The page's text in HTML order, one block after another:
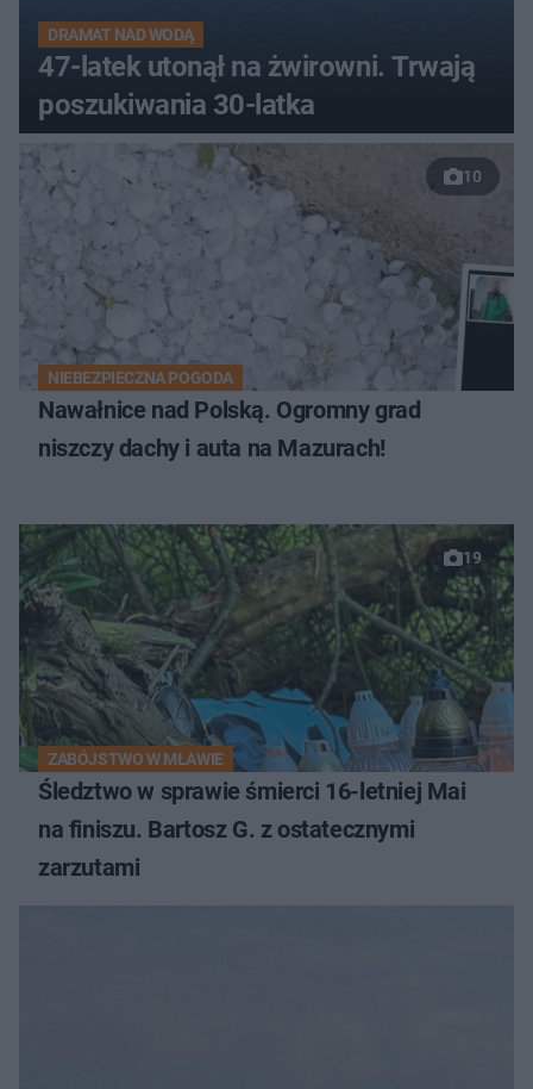
DRAMAT NAD WODĄ
47-latek utonął na żwirowni. Trwają
poszukiwania 30-latka
10
NIEBEZPIECZNA POGODA
Nawałnice nad Polską. Ogromny grad
niszczy dachy i auta na Mazurach!
19
ZABÓJSTWO W MŁAWIE
Śledztwo w sprawie śmierci 16-letniej Mai
na finiszu. Bartosz G. z ostatecznymi
zarzutami